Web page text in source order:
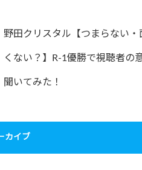
野田クリスタル【つまらない・
くない？】R-1優勝で視聴者の
聞いてみた！
カイブ